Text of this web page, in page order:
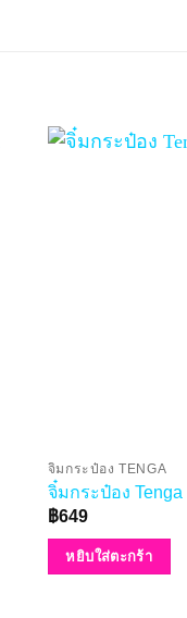
จิ๋มกระป๋อง TENGA
จิ๋มกระป๋อง
฿649
หยิบใส่ตะกร้า